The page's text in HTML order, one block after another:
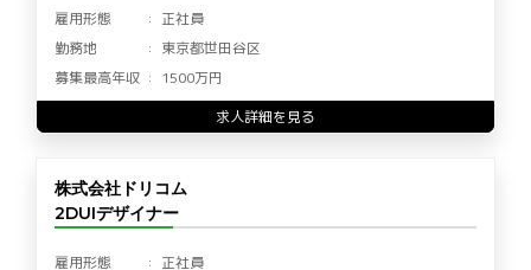
雇用形態
正社員
勤務地
東京都世田谷区
募集最高年収
1500万円
求人詳細を見る
株式会社ドリコム
2DUIデザイナー
雇用形態 正社員